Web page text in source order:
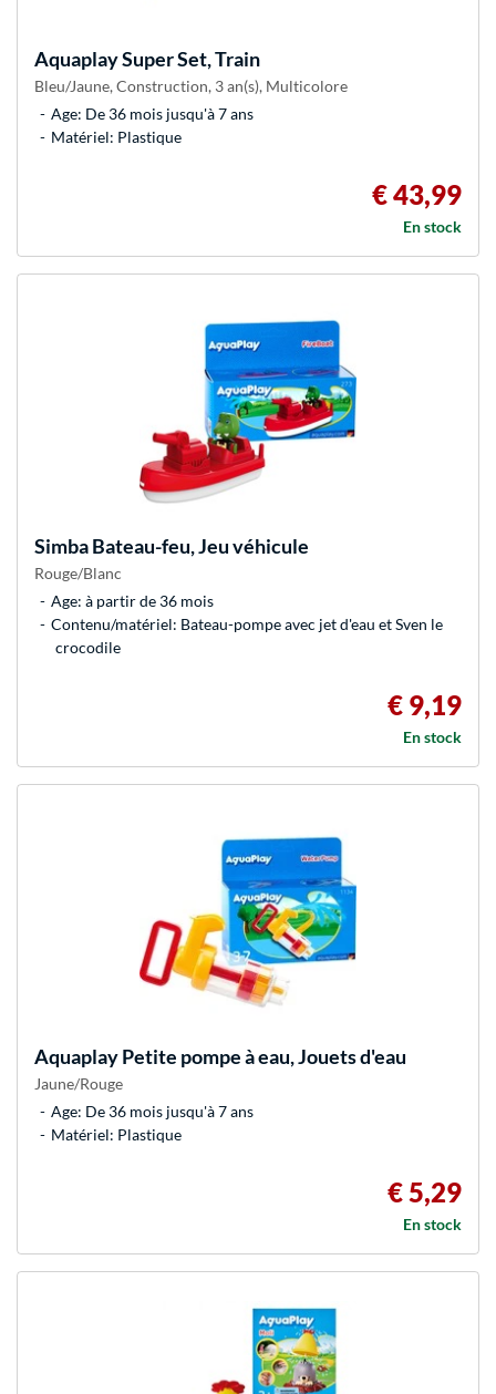
AquaplaySuper Set, Train
Bleu/Jaune, Construction, 3 an(s), Multicolore
Age: De 36 mois jusqu'à 7 ans
Matériel: Plastique
€ 43,99
En stock
SimbaBateau-feu, Jeu véhicule
Rouge/Blanc
Age: à partir de 36 mois
Contenu/matériel: Bateau-pompe avec jet d'eau et Sven le
crocodile
€ 9,19
En stock
AquaplayPetite pompe à eau, Jouets d'eau
Jaune/Rouge
Age: De 36 mois jusqu'à 7 ans
Matériel: Plastique
€ 5,29
En stock